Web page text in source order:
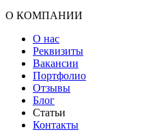
О КОМПАНИИ
О нас
Реквизиты
Вакансии
Портфолио
Отзывы
Блог
Статьи
Контакты